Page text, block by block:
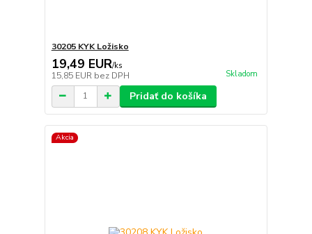
30205 KYK Ložisko
19,49 EUR/ks
15,85 EUR bez DPH Skladom
Pridať do košíka
Akcia